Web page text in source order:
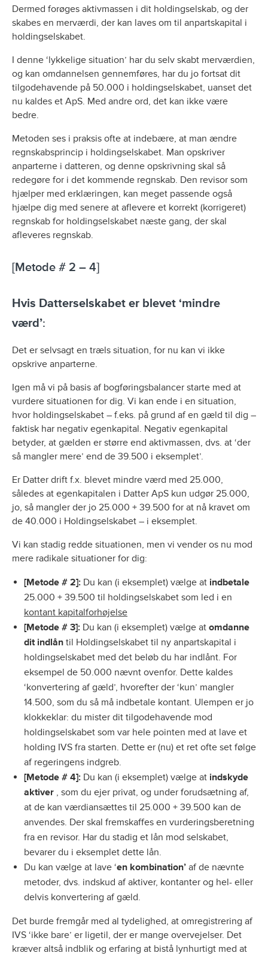
Dermed forøges aktivmassen i dit holdingselskab, og der
skabes en merværdi, der kan laves om til anpartskapital i
holdingselskabet.
I denne ‘lykkelige situation’ har du selv skabt merværdien,
og kan omdannelsen gennemføres, har du jo fortsat dit
tilgodehavende på 50.000 i holdingselskabet, uanset det
nu kaldes et ApS. Med andre ord, det kan ikke være
bedre.
Metoden ses i praksis ofte at indebære, at man ændre
regnskabsprincip i holdingselskabet. Man opskriver
anparterne i datteren, og denne opskrivning skal så
redegøre for i det kommende regnskab. Den revisor som
hjælper med erklæringen, kan meget passende også
hjælpe dig med senere at aflevere et korrekt (korrigeret)
regnskab for holdingselskabet næste gang, der skal
afleveres regnskab.
[Metode # 2 – 4]
Hvis Datterselskabet er blevet ‘mindre
værd’:
Det er selvsagt en træls situation, for nu kan vi ikke
opskrive anparterne.
Igen må vi på basis af bogføringsbalancer starte med at
vurdere situationen for dig. Vi kan ende i en situation,
hvor holdingselskabet – f.eks. på grund af en gæld til dig –
faktisk har negativ egenkapital. Negativ egenkapital
betyder, at gælden er større end aktivmassen, dvs. at ‘der
så mangler mere’ end de 39.500 i eksemplet’.
Er Datter drift f.x. blevet mindre værd med 25.000,
således at egenkapitalen i Datter ApS kun udgør 25.000,
jo, så mangler der jo 25.000 + 39.500 for at nå kravet om
de 40.000 i Holdingselskabet – i eksemplet.
Vi kan stadig redde situationen, men vi vender os nu mod
mere radikale situationer for dig:
[Metode # 2]: Du kan (i eksemplet) vælge at indbetale
25.000 + 39.500 til holdingselskabet som led i en
kontant kapitalforhøjelse
[Metode # 3]: Du kan (i eksemplet) vælge at omdanne
dit indlån til Holdingselskabet til ny anpartskapital i
holdingselskabet med det beløb du har indlånt. For
eksempel de 50.000 nævnt ovenfor. Dette kaldes
‘konvertering af gæld’, hvorefter der ‘kun’ mangler
14.500, som du så må indbetale kontant. Ulempen er jo
klokkeklar: du mister dit tilgodehavende mod
holdingselskabet som var hele pointen med at lave et
holding IVS fra starten. Dette er (nu) et ret ofte set følge
af regeringens indgreb.
[Metode # 4]: Du kan (i eksemplet) vælge at indskyde
aktiver , som du ejer privat, og under forudsætning af,
at de kan værdiansættes til 25.000 + 39.500 kan de
anvendes. Der skal fremskaffes en vurderingsberetning
fra en revisor. Har du stadig et lån mod selskabet,
bevarer du i eksemplet dette lån.
Du kan vælge at lave ‘en kombination’ af de nævnte
metoder, dvs. indskud af aktiver, kontanter og hel- eller
delvis konvertering af gæld.
Det burde fremgår med al tydelighed, at omregistrering af
IVS ‘ikke bare’ er ligetil, der er mange overvejelser. Det
kræver altså indblik og erfaring at bistå lynhurtigt med at